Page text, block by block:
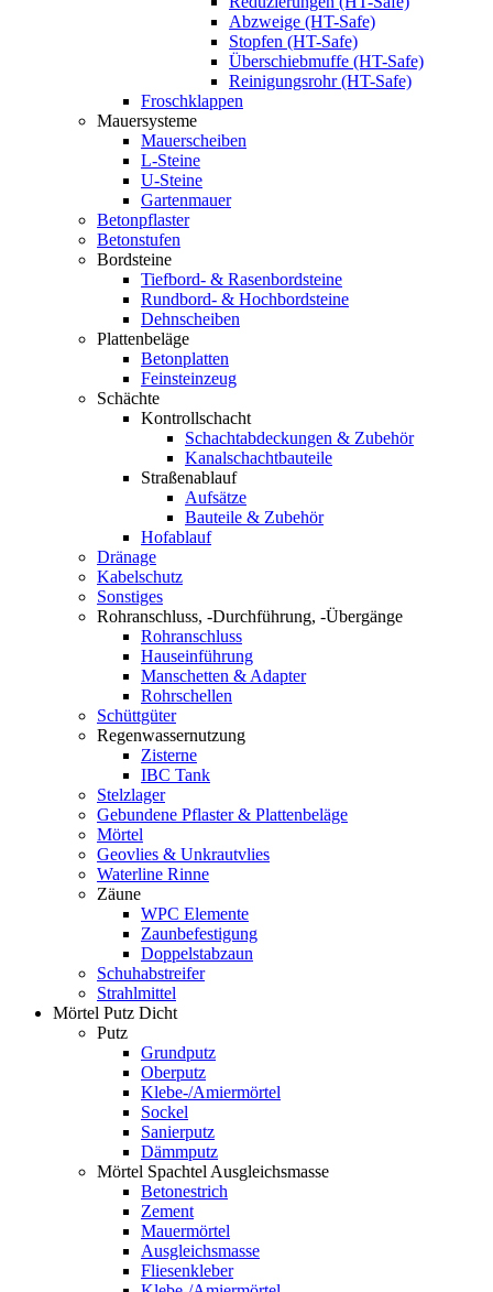
Abzweige (HT-Safe)
Stopfen (HT-Safe)
Überschiebmuffe (HT-Safe)
Reinigungsrohr (HT-Safe)
Froschklappen
Mauersysteme
Mauerscheiben
L-Steine
U-Steine
Gartenmauer
Betonpflaster
Betonstufen
Bordsteine
Tiefbord- & Rasenbordsteine
Rundbord- & Hochbordsteine
Dehnscheiben
Plattenbeläge
Betonplatten
Feinsteinzeug
Schächte
Kontrollschacht
Schachtabdeckungen & Zubehör
Kanalschachtbauteile
Straßenablauf
Aufsätze
Bauteile & Zubehör
Hofablauf
Dränage
Kabelschutz
Sonstiges
Rohranschluss, -Durchführung, -Übergänge
Rohranschluss
Hauseinführung
Manschetten & Adapter
Rohrschellen
Schüttgüter
Regenwassernutzung
Zisterne
IBC Tank
Stelzlager
Gebundene Pflaster & Plattenbeläge
Mörtel
Geovlies & Unkrautvlies
Waterline Rinne
Zäune
WPC Elemente
Zaunbefestigung
Doppelstabzaun
Schuhabstreifer
Strahlmittel
Mörtel Putz Dicht
Putz
Grundputz
Oberputz
Klebe-/Amiermörtel
Sockel
Sanierputz
Dämmputz
Mörtel Spachtel Ausgleichsmasse
Betonestrich
Zement
Mauermörtel
Ausgleichsmasse
Fliesenkleber